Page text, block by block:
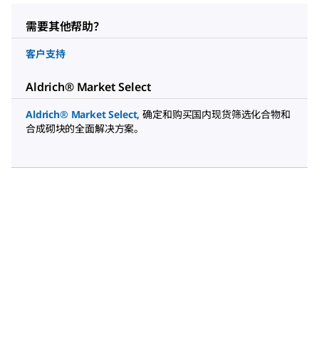
需要其他帮助？
客户支持
Aldrich® Market Select
Aldrich® Market Select, 确定和购买国内现货筛选化合物和
合成砌块的全面解决方案。